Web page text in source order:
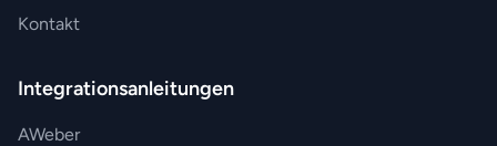
Kontakt
Integrationsanleitungen
AWeber